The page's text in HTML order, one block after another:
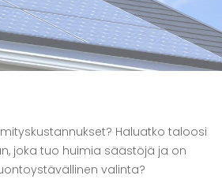
Haluatko taloosi
joka tuo huimia säästöjä ja on
valinta?